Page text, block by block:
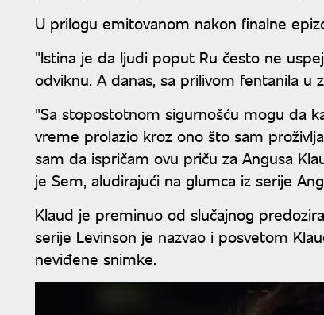
U prilogu emitovanom nakon finalne
"Istina je da ljudi poput Ru često ne
odviknu. A danas, sa prilivom fentanila u
"Sa stopostotnom sigurnošću mogu da
vreme prolazio kroz ono što sam
sam da ispričam ovu priču za Angusa
je Sem, aludirajući na glumca iz serije
Klaud je preminuo od slučajnog
serije Levinson je nazvao i posvetom
neviđene snimke.